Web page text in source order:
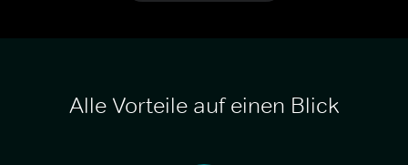
Alle Vorteile auf einen Blick